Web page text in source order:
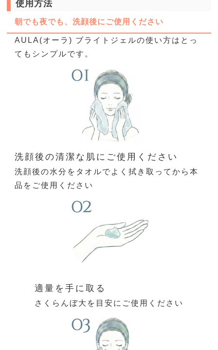
使用方法
朝でも夜でも、洗顔後にご使用ください
AULA(オーラ) ブライトジェルの使い方はとっ
てもシンプルです。
洗顔後の清潔な肌にご使用ください
洗顔後の水分をタオルでよく拭き取ってから本
品をご使用ください
適量を手に取る
さくらんぼ大を目安にご使用ください